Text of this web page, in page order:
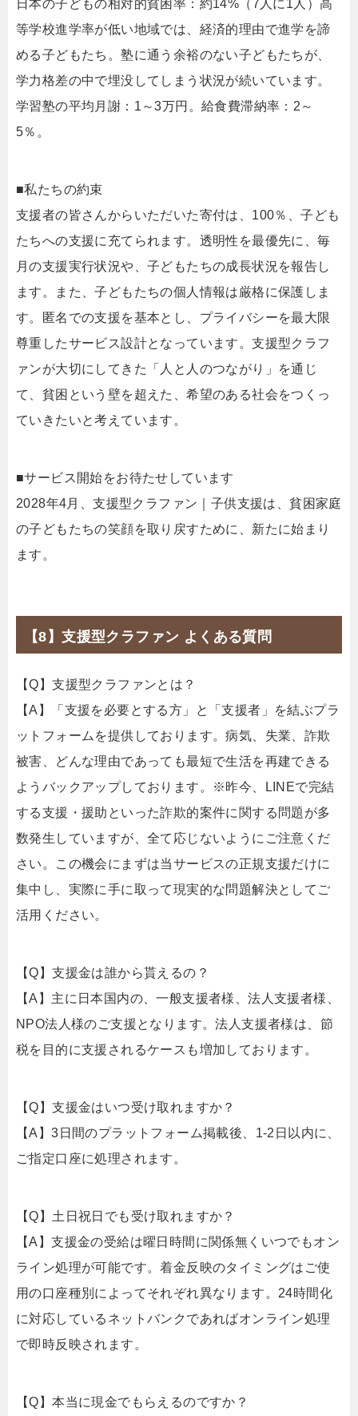
日本の子どもの相対的貧困率：約14%（7人に1人）高
等学校進学率が低い地域では、経済的理由で進学を諦
める子どもたち。塾に通う余裕のない子どもたちが、
学力格差の中で埋没してしまう状況が続いています。
学習塾の平均月謝：1～3万円。給食費滞納率：2～
5％。
■私たちの約束
支援者の皆さんからいただいた寄付は、100％、子ども
たちへの支援に充てられます。透明性を最優先に、毎
月の支援実行状況や、子どもたちの成長状況を報告し
ます。また、子どもたちの個人情報は厳格に保護しま
す。匿名での支援を基本とし、プライバシーを最大限
尊重したサービス設計となっています。支援型クラフ
ァンが大切にしてきた「人と人のつながり」を通じ
て、貧困という壁を超えた、希望のある社会をつくっ
ていきたいと考えています。
■サービス開始をお待たせしています
2028年4月、支援型クラファン｜子供支援は、貧困家庭
の子どもたちの笑顔を取り戻すために、新たに始まり
ます。
【8】支援型クラファン よくある質問
【Q】支援型クラファンとは？
【A】「支援を必要とする方」と「支援者」を結ぶプラ
ットフォームを提供しております。病気、失業、詐欺
被害、どんな理由であっても最短で生活を再建できる
ようバックアップしております。※昨今、LINEで完結
する支援・援助といった詐欺的案件に関する問題が多
数発生していますが、全て応じないようにご注意くだ
さい。この機会にまずは当サービスの正規支援だけに
集中し、実際に手に取って現実的な問題解決としてご
活用ください。
【Q】支援金は誰から貰えるの？
【A】主に日本国内の、一般支援者様、法人支援者様、
NPO法人様のご支援となります。法人支援者様は、節
税を目的に支援されるケースも増加しております。
【Q】支援金はいつ受け取れますか？
【A】3日間のプラットフォーム掲載後、1-2日以内に、
ご指定口座に処理されます。
【Q】土日祝日でも受け取れますか？
【A】支援金の受給は曜日時間に関係無くいつでもオン
ライン処理が可能です。着金反映のタイミングはご使
用の口座種別によってそれぞれ異なります。24時間化
に対応しているネットバンクであればオンライン処理
で即時反映されます。
【Q】本当に現金でもらえるのですか？